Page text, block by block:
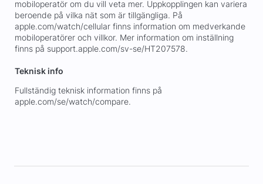
mobiloperatör om du vill veta mer. Uppkopplingen kan variera
beroende på vilka nät som är tillgängliga. På
apple.com/watch/cellular finns information om medverkande
mobiloperatörer och villkor. Mer information om inställning
finns på support.apple.com/sv-se/HT207578.
Teknisk info
Fullständig teknisk information finns på
apple.com/se/watch/compare.